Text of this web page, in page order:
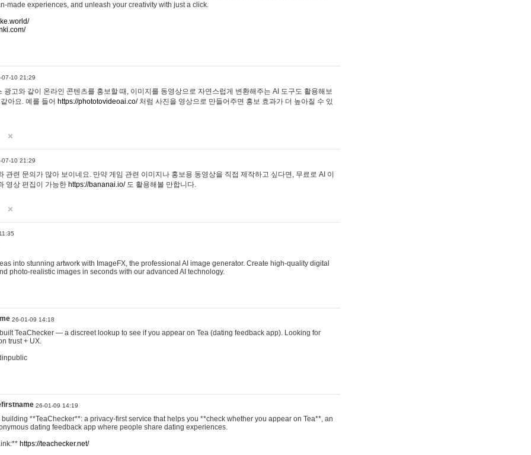
made experiences, and unleash your creativity with just a click.
07-10 21:29
광고와 같이 온라인 콘텐츠를 홍보할 때, 이미지를 동영상으로 자연스럽게 변환해주는 AI 도구도 활용해보
아요. 예를 들어 https://phototovideoai.co/처럼 사진을 영상으로 만들어주면 홍보 효과가 더 높아질 수 있
07-10 21:29
관련 문의가 많아 보이네요. 만약 게임 관련 이미지나 홍보용 동영상을 직접 제작하고 싶다면, 무료로 AI 이
영상 편집이 가능한 https://bananai.io/도 활용해볼 만합니다.
into stunning artwork with ImageFX, the professional AI image generator. Create high-quality digital
photo-realistic images in seconds with our advanced AI technology.
26-01-09 14:18
TeaChecker — a discreet lookup to see if you appear on Tea (dating feedback app). Looking for
trust + UX.
26-01-09 14:19
building **TeaChecker**: a privacy-first service that helps you **check whether you appear on Tea**, an
dating feedback app where people share dating experiences.
https://teachecker.net/